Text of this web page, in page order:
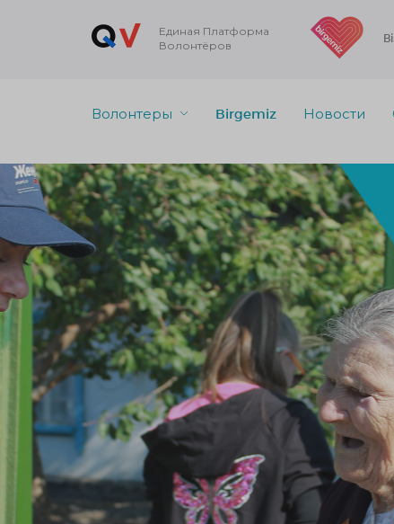
Единая Платформа
Волонтёров
Волонтеры Birgemiz Новости